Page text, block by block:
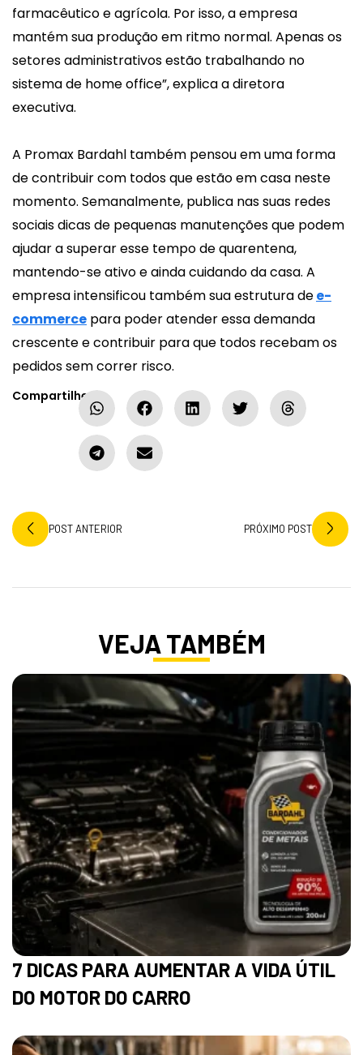
farmacêutico e agrícola. Por isso, a empresa
mantém sua produção em ritmo normal. Apenas os
setores administrativos estão trabalhando no
sistema de home office”, explica a diretora
executiva.
A Promax Bardahl também pensou em uma forma
de contribuir com todos que estão em casa neste
momento. Semanalmente, publica nas suas redes
sociais dicas de pequenas manutenções que podem
ajudar a superar esse tempo de quarentena,
mantendo-se ativo e ainda cuidando da casa. A
empresa intensificou também sua estrutura dee-
commerce para poder atender essa demanda
crescente e contribuir para que todos recebam os
pedidos sem correr risco.
Compartilhe:
POST ANTERIOR PRÓXIMO POST
VEJA TAMBÉM
7 DICAS PARA AUMENTAR A VIDA ÚTIL
DO MOTOR DO CARRO